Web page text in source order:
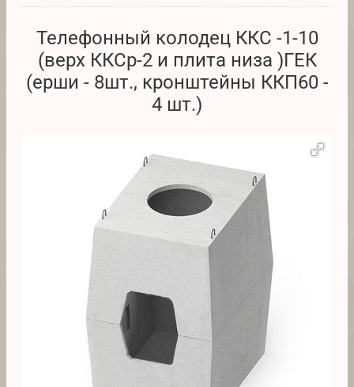
Телефонный колодец ККС -1-10
(верх ККСр-2 и плита низа )ГЕК
(ерши - 8шт., кронштейны ККП60 -
4 шт.)